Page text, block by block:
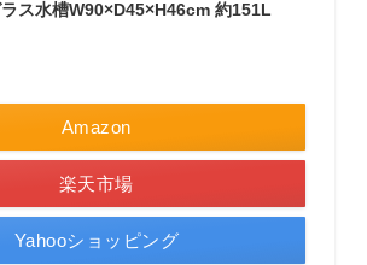
ス水槽W90×D45×H46cm 約151L
Amazon
楽天市場
Yahooショッピング